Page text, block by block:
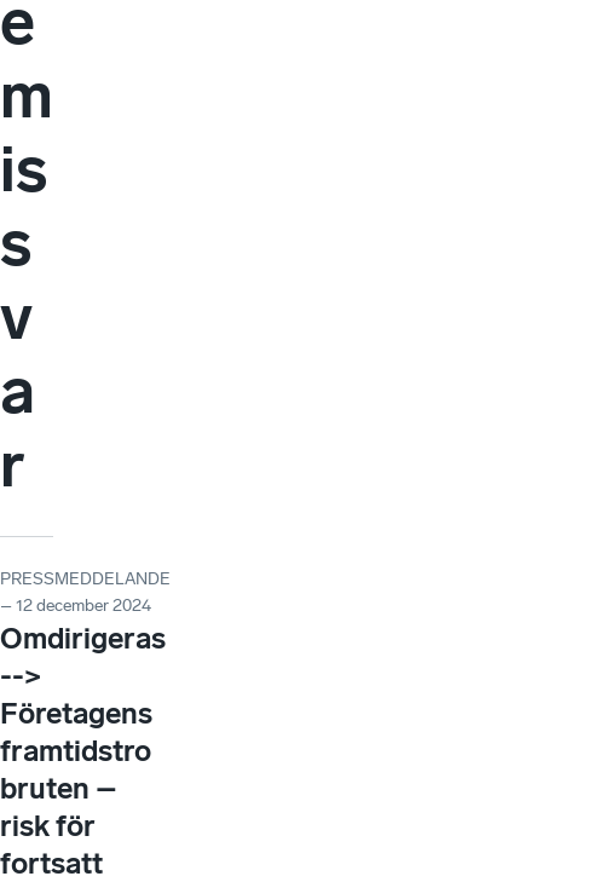
e
m
is
s
v
a
r
PRESSMEDDELANDE
– 12 december 2024
Omdirigeras
-->
Företagens
framtidstro
bruten –
risk för
fortsatt